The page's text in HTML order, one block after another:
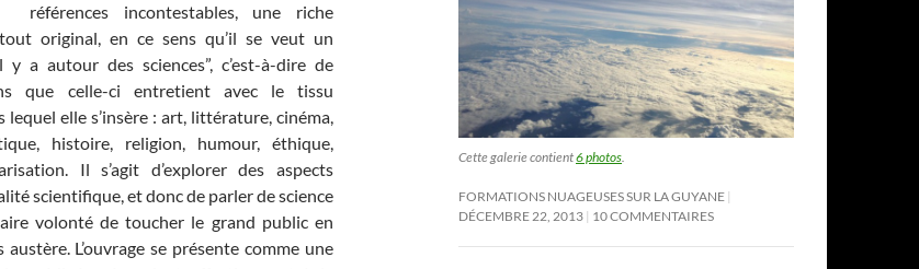
références incontestables, une riche
original, en ce sens qu’il se veut un
y a autour des sciences”, c’est-à-dire de
que celle-ci entretient avec le tissu
elle s’insère : art, littérature, cinéma,
histoire, religion, humour, éthique,
Il s’agit d’explorer des aspects
scientifique, et donc de parler de science
volonté de toucher le grand public en
L’ouvrage se présente comme une
Cette galerie contient6 photos.
FORMATIONS NUAGEUSES SUR LA GUYANE
DÉCEMBRE 22, 2013 10 COMMENTAIRES